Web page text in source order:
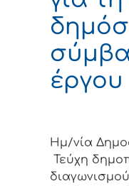
έργου
Ημ/νία
Τεύχη